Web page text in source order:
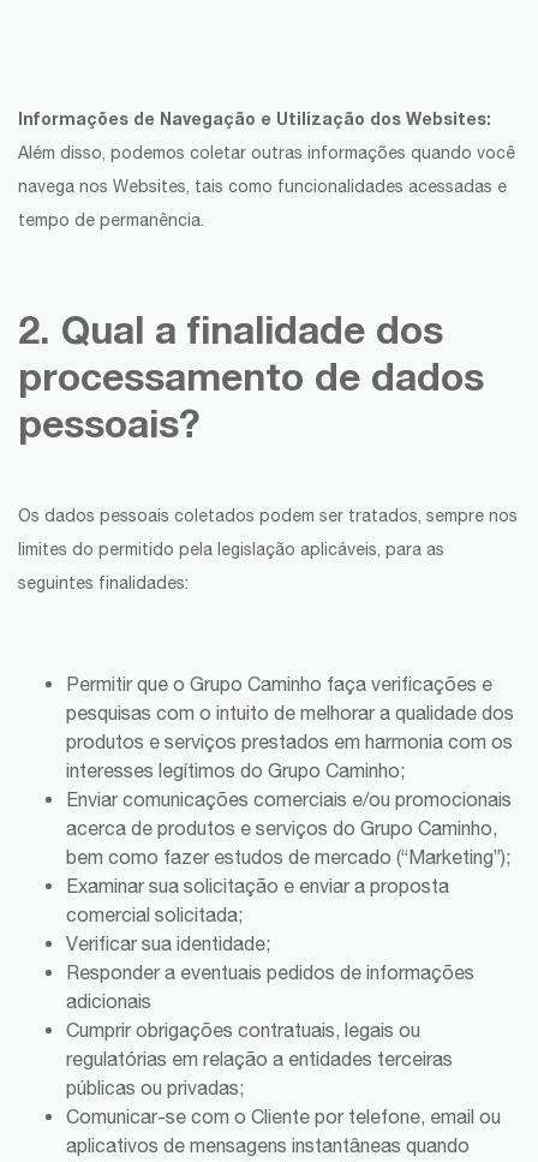
Informações de Navegação e Utilização dos Websites:
Além disso, podemos coletar outras informações quando você
navega nos Websites, tais como funcionalidades acessadas e
tempo de permanência.
2. Qual a finalidade dos
processamento de dados
pessoais?
Os dados pessoais coletados podem ser tratados, sempre nos
limites do permitido pela legislação aplicáveis, para as
seguintes finalidades:
Permitir que o Grupo Caminho faça verificações e
pesquisas com o intuito de melhorar a qualidade dos
produtos e serviços prestados em harmonia com os
interesses legítimos do Grupo Caminho;
Enviar comunicações comerciais e/ou promocionais
acerca de produtos e serviços do Grupo Caminho,
bem como fazer estudos de mercado (“Marketing”);
Examinar sua solicitação e enviar a proposta
comercial solicitada;
Verificar sua identidade;
Responder a eventuais pedidos de informações
adicionais
Cumprir obrigações contratuais, legais ou
regulatórias em relação a entidades terceiras
públicas ou privadas;
Comunicar-se com o Cliente por telefone, email ou
aplicativos de mensagens instantâneas quando